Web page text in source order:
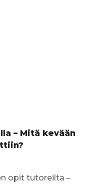
– Mitä kevään
opit tutoreilta –